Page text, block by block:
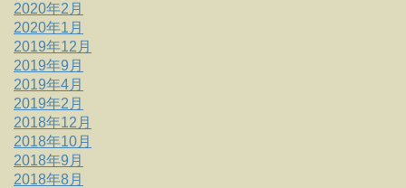
2020年2月
2020年1月
2019年12月
2019年9月
2019年4月
2019年2月
2018年12月
2018年10月
2018年9月
2018年8月